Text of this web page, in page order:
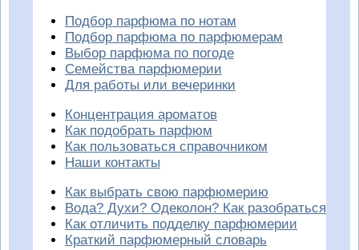
Подбор парфюма по нотам
Подбор парфюма по парфюмерам
Выбор парфюма по погоде
Семейства парфюмерии
Для работы или вечеринки
Концентрация ароматов
Как подобрать парфюм
Как пользоваться справочником
Наши контакты
Как выбрать свою парфюмерию
Вода? Духи? Одеколон? Как разобраться
Как отличить подделку парфюмерии
Краткий парфюмерный словарь